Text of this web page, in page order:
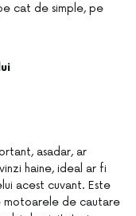
cat de simple, pe
asadar, ar
haine, ideal ar fi
acest cuvant. Este
motoarele de cautare